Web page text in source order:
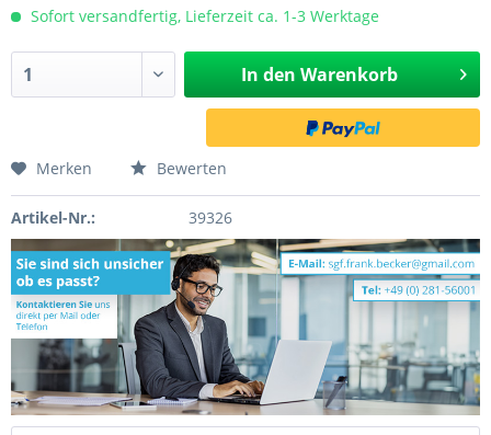
Sofort versandfertig, Lieferzeit ca. 1-3 Werktage
In den Warenkorb
Merken Bewerten
Artikel-Nr.: 39326